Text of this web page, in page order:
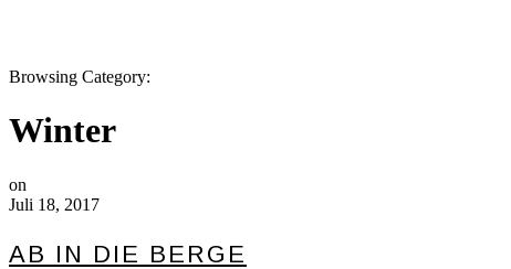
Browsing Category:
Winter
on
Juli 18, 2017
AB IN DIE BERGE